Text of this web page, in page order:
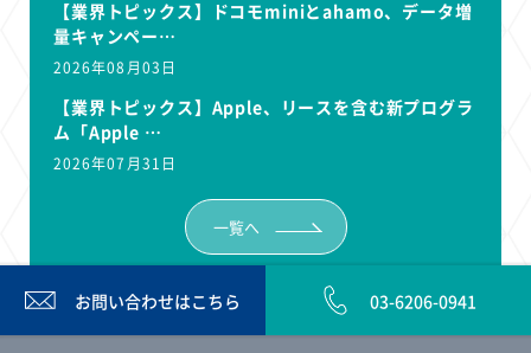
【業界トピックス】ドコモminiとahamo、データ増
量キャンペー…
2026年08月03日
【業界トピックス】Apple、リースを含む新プログラ
ム「Apple …
2026年07月31日
一覧へ
お問い合わせはこちら 03-6206-0941